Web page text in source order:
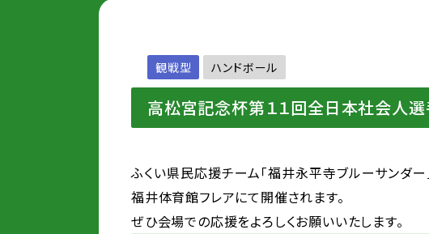
観戦型 ハンドボール
高松宮記念杯第１１回全日本社会人
ふくい県民応援チーム「福井永平寺ブルーサンダ
福井体育館フレアにて開催されます。
ぜひ会場での応援をよろしくお願いいたします。